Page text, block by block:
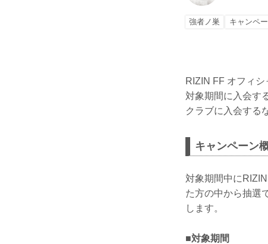
強者ノ巣 キャンペ
RIZIN FF オフィ
対象期間に入会す
クラブに入会する
キャンペーン
対象期間中に
た方の中から抽選
します。
■対象期間